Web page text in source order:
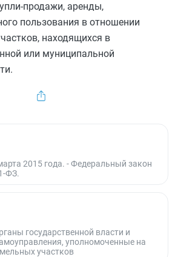
продажи, аренды,
пользования в отношении
находящихся в
или муниципальной
2015 года. - Федеральный закон
ФЗ.
государственной власти и
уполномоченные на
участков